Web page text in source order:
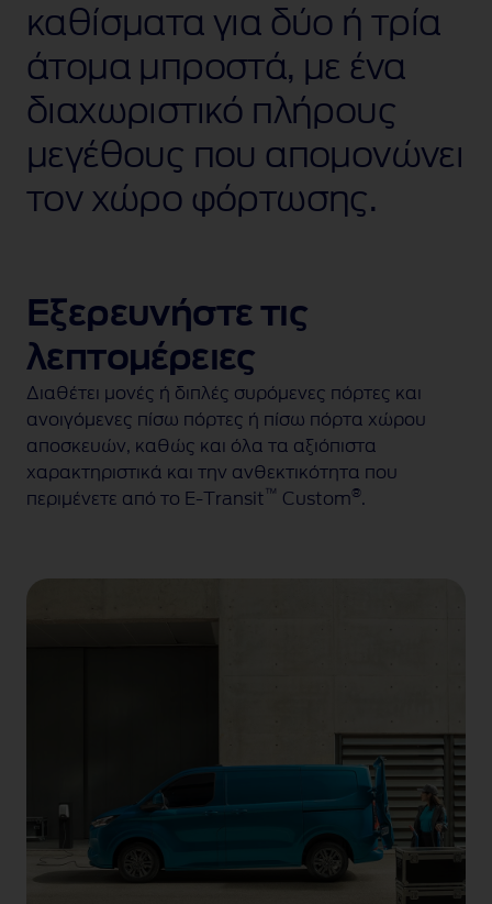
καθίσματα για δύο ή τρία
άτομα μπροστά, με ένα
διαχωριστικό πλήρους
μεγέθους που απομονώνει
τον χώρο φόρτωσης.
Εξερευνήστε τις
λεπτομέρειες
Διαθέτει μονές ή διπλές συρόμενες πόρτες και
ανοιγόμενες πίσω πόρτες ή πίσω πόρτα χώρου
αποσκευών, καθώς και όλα τα αξιόπιστα
χαρακτηριστικά και την ανθεκτικότητα που
περιμένετε από το E-Transit ™ Custom®.